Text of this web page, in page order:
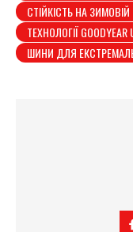
СТІЙКІСТЬ НА
ТЕХНОЛОГІЇ GOODYEAR
ШИНИ ДЛЯ